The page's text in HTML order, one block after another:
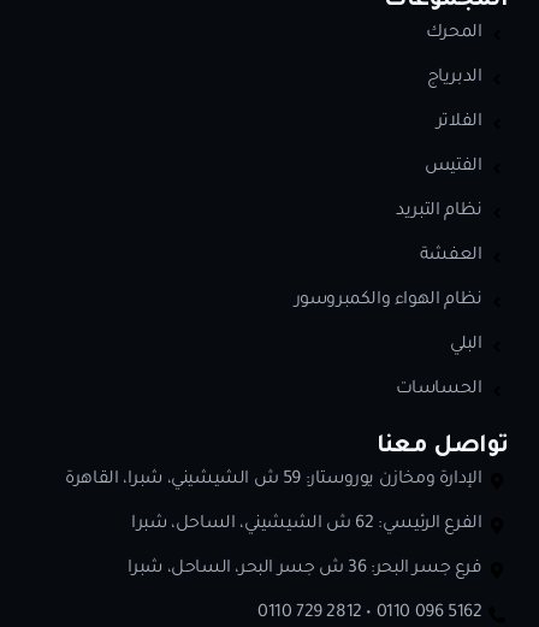
المحرك
الدبرياج
الفلاتر
الفتيس
نظام التبريد
العفشة
نظام الهواء والكمبروسور
البلي
الحساسات
تواصل معنا
الإدارة ومخازن يوروستار: 59 ش الشيشيني، شبرا، القاهرة
الفرع الرئيسي: 62 ش الشيشيني، الساحل، شبرا
فرع جسر البحر: 36 ش جسر البحر، الساحل، شبرا
0110 729 2812 • 0110 096 5162